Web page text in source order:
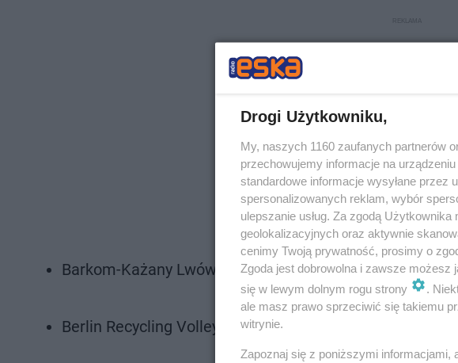
Barkom-Każany Lwów (aktualny mistrz Ukrainy),
Berlin Recycling Volleys (Mistrz Bundesligi)
Drogi Użytkowniku,
My, naszych 1160 zaufanych partnerów
przechowujemy informacje na
standardowe informacje wysyłane przez
spersonalizowanych reklam, wybór
ulepszanie usług. Za zgodą
geolokalizacyjnych oraz aktywnie
cenimy Twoją prywatność, prosimy o
Zgoda jest dobrowolna i zawsze
się w lewym dolnym rogu strony
.
ale masz prawo sprzeciwić się takiemu
witrynie.
Zapoznaj się z poniższymi